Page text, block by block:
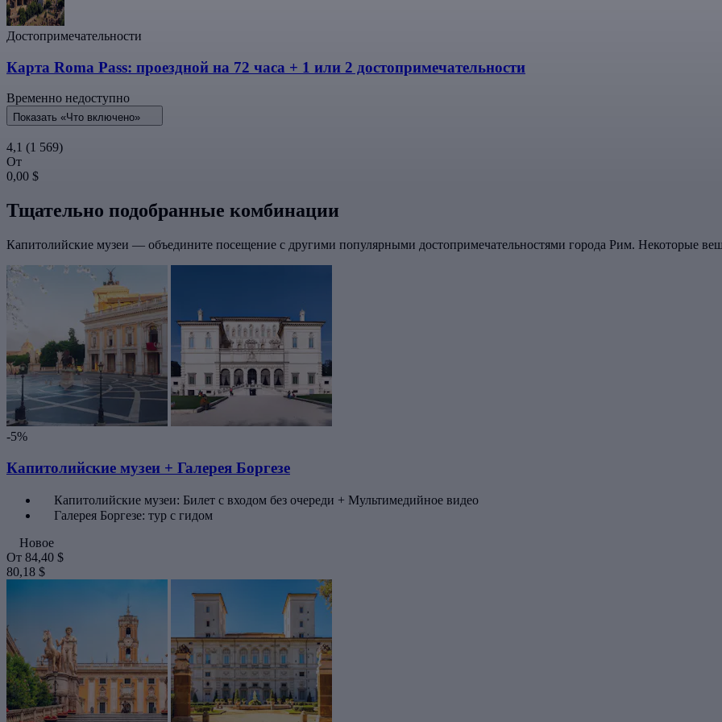
Достопримечательности
Карта Roma Pass: проездной на 72 часа + 1 или 2 достопримечательности
Временно недоступно
Показать «Что включено»
4,1 (1 569)
От
0,00 $
Тщательно подобранные комбинации
Капитолийские музеи — объедините посещение с другими популярными достопримечательностями города Рим. Некоторые
-5%
Капитолийские музеи + Галерея Боргезе
Капитолийские музеи: Билет с входом без очереди + Мультимедийное видео
Галерея Боргезе: тур с гидом
Новое
От 84,40 $
80,18 $